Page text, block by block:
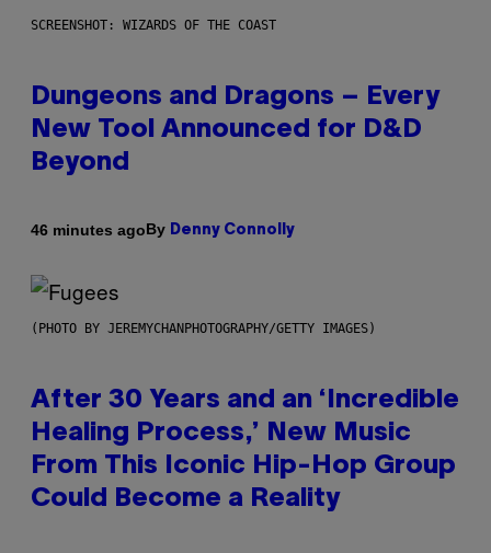
SCREENSHOT: WIZARDS OF THE COAST
Dungeons and Dragons – Every
New Tool Announced for D&D
Beyond
46 minutes agoBy Denny Connolly
(PHOTO BY JEREMYCHANPHOTOGRAPHY/GETTY IMAGES)
After 30 Years and an ‘Incredible
Healing Process,’ New Music
From This Iconic Hip-Hop Group
Could Become a Reality